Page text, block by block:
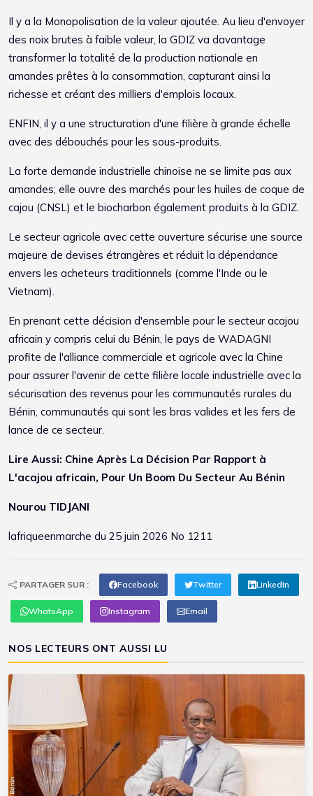
Il y a la Monopolisation de la valeur ajoutée. Au lieu d'envoyer
des noix brutes à faible valeur, la GDIZ va davantage
transformer la totalité de la production nationale en
amandes prêtes à la consommation, capturant ainsi la
richesse et créant des milliers d'emplois locaux.
ENFIN, il y a une structuration d'une filière à grande échelle
avec des débouchés pour les sous-produits.
La forte demande industrielle chinoise ne se limite pas aux
amandes; elle ouvre des marchés pour les huiles de coque de
cajou (CNSL) et le biocharbon également produits à la GDIZ.
Le secteur agricole avec cette ouverture sécurise une source
majeure de devises étrangères et réduit la dépendance
envers les acheteurs traditionnels (comme l'Inde ou le
Vietnam).
En prenant cette décision d'ensemble pour le secteur acajou
africain y compris celui du Bénin, le pays de WADAGNI
profite de l'alliance commerciale et agricole avec la Chine
pour assurer l'avenir de cette filière locale industrielle avec la
sécurisation des revenus pour les communautés rurales du
Bénin, communautés qui sont les bras valides et les fers de
lance de ce secteur.
Lire Aussi: Chine Après La Décision Par Rapport à
L'acajou africain, Pour Un Boom Du Secteur Au Bénin
Nourou TIDJANI
lafriqueenmarche du 25 juin 2026 No 1211
PARTAGER SUR : Facebook Twitter LinkedIn
WhatsApp Instagram Email
NOS LECTEURS ONT AUSSI LU